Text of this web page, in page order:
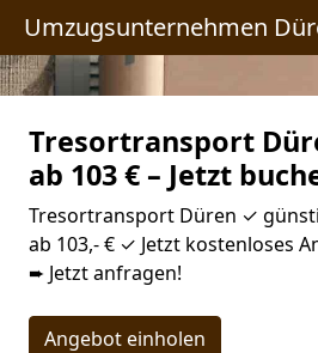
Umzugsunternehmen
Tresortransport
ab 103 € – Jetzt
Tresortransport Düren ✓
ab 103,- € ✓ Jetzt kostenloses
➨ Jetzt anfragen!
Angebot einholen